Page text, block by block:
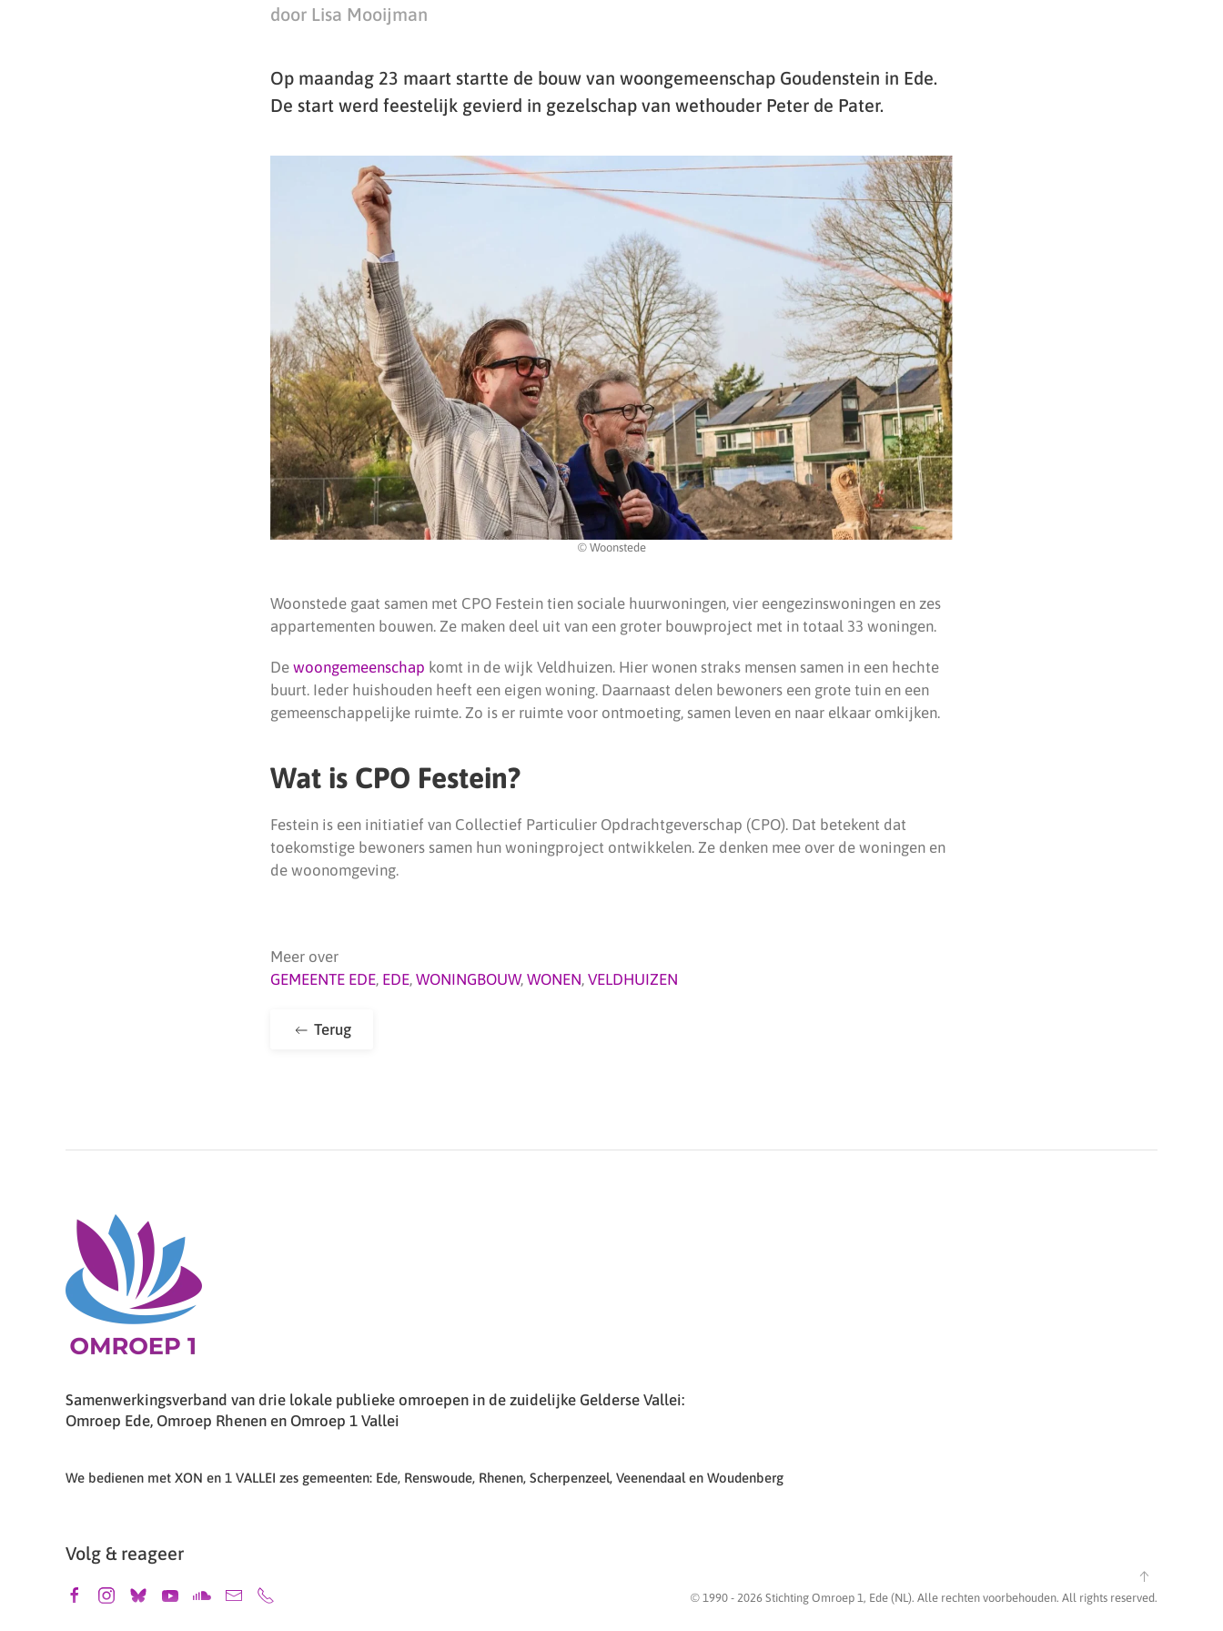
door Lisa Mooijman
Op maandag 23 maart startte de bouw van woongemeenschap Goudenstein in Ede.
De start werd feestelijk gevierd in gezelschap van wethouder Peter de Pater.
© Woonstede
Woonstede gaat samen met CPO Festein tien sociale huurwoningen, vier eengezinswoningen en zes
appartementen bouwen. Ze maken deel uit van een groter bouwproject met in totaal 33 woningen.
De woongemeenschap komt in de wijk Veldhuizen. Hier wonen straks mensen samen in een hechte
buurt. Ieder huishouden heeft een eigen woning. Daarnaast delen bewoners een grote tuin en een
gemeenschappelijke ruimte. Zo is er ruimte voor ontmoeting, samen leven en naar elkaar omkijken.
Wat is CPO Festein?
Festein is een initiatief van Collectief Particulier Opdrachtgeverschap (CPO). Dat betekent dat
toekomstige bewoners samen hun woningproject ontwikkelen. Ze denken mee over de woningen en
de woonomgeving.
Meer over
GEMEENTE EDE, EDE, WONINGBOUW, WONEN, VELDHUIZEN
Terug
Samenwerkingsverband van drie lokale publieke omroepen in de zuidelijke Gelderse Vallei:
Omroep Ede, Omroep Rhenen en Omroep 1 Vallei
We bedienen met XON en 1 VALLEI zes gemeenten: Ede, Renswoude, Rhenen, Scherpenzeel, Veenendaal en Woudenberg
Volg & reageer
© 1990 - 2026 Stichting Omroep 1, Ede (NL). Alle rechten voorbehouden. All rights reserved.